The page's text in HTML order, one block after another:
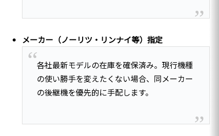
メーカー（ノーリツ・リンナイ等）指定
各社最新モデルの在庫を確保済み。現行機種
の使い勝手を変えたくない場合、同メーカー
の後継機を優先的に手配します。